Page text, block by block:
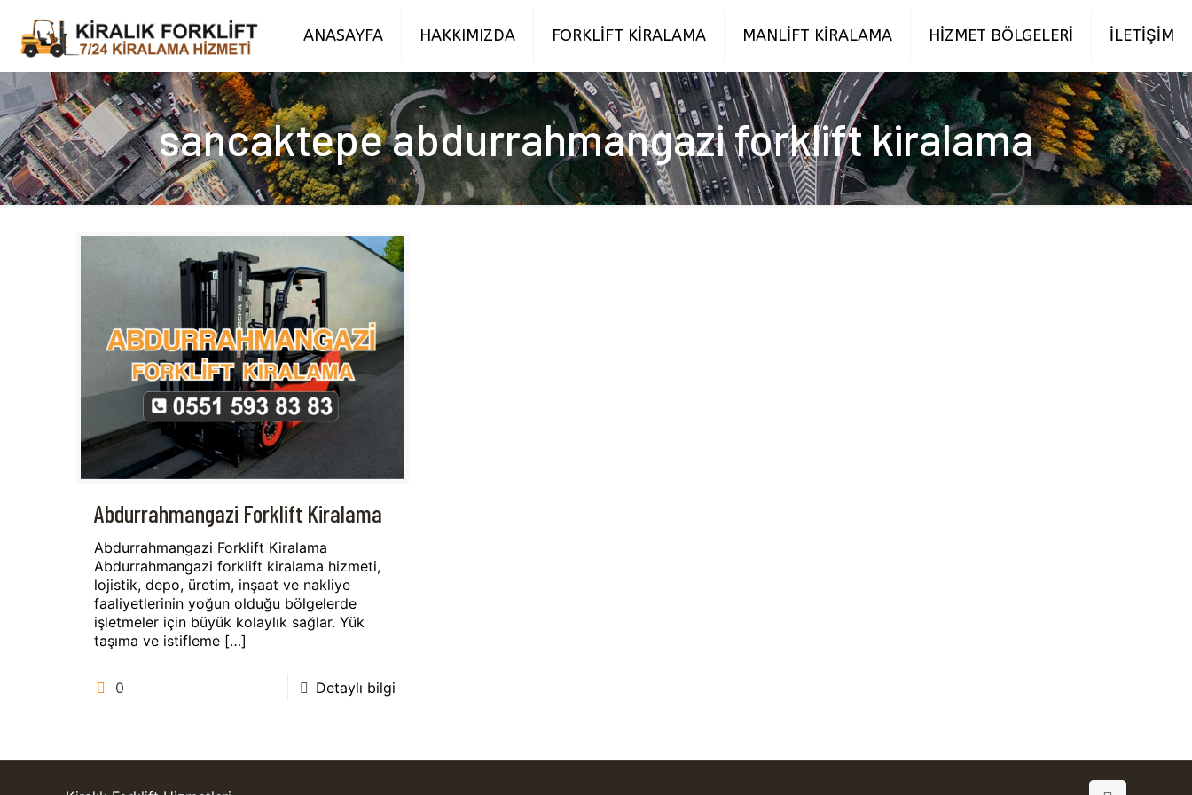
ANASAYFA HAKKIMIZDA FORKLİFT KİRALAMA MANLİFT KİRALAMA HİZMET BÖLGELERİ İLETİŞİM
sancaktepe abdurrahmangazi forklift kiralama
Abdurrahmangazi Forklift Kiralama
Abdurrahmangazi Forklift Kiralama
Abdurrahmangazi forklift kiralama hizmeti,
lojistik, depo, üretim, inşaat ve nakliye
faaliyetlerinin yoğun olduğu bölgelerde
işletmeler için büyük kolaylık sağlar. Yük
taşıma ve istifleme[…]
0 Detaylı bilgi